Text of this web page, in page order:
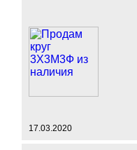
17.03.2020